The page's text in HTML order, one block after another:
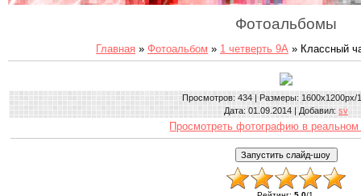
Фотоальбомы
Главная » Фотоальбом » 1 четверть 9А » Классный
Просмотров: 434 | Размеры: 1600x1200px/
Дата: 01.09.2014 | Добавил: sv
Просмотреть фотографию в реальном